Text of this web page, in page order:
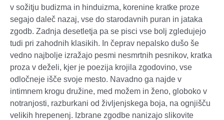
v sožitju budizma in hinduizma, korenine kratke proze
segajo daleč nazaj, vse do starodavnih puran in jataka
zgodb. Zadnja desetletja pa se pisci vse bolj zgledujejo
tudi pri zahodnih klasikih. In čeprav nepalsko dušo še
vedno najbolje izražajo pesmi nesmrtnih pesnikov, kratka
proza v deželi, kjer je poezija krojila zgodovino, vse
odločneje išče svoje mesto. Navadno ga najde v
intimnem krogu družine, med možem in ženo, globoko v
notranjosti, razburkani od življenjskega boja, na ognjišču
velikih hrepenenj. Izbrane zgodbe nanizajo slikovite